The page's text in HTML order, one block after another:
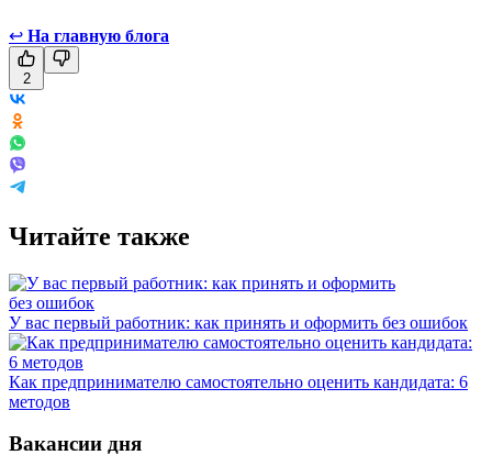
↩ На главную блога
2
Читайте также
У вас первый работник: как принять и оформить без ошибок
Как предпринимателю самостоятельно оценить кандидата: 6
методов
Вакансии дня